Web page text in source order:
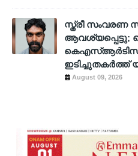
സ്ത്രീ സംവരണ
ആവശ്യപ്പെട്ടു;
കെഎസ്ആർടിസി
ഇടിച്ചുതകർത്ത്
August 09, 2026